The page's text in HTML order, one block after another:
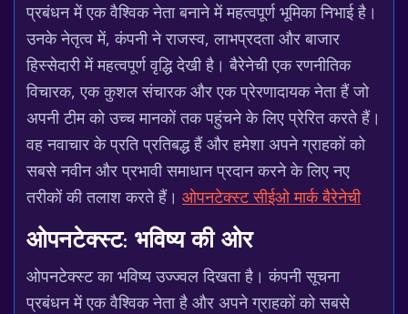
प्रबंधन में एक वैश्विक नेता बनाने में महत्वपूर्ण भूमिका निभाई है।
उनके नेतृत्व में, कंपनी ने राजस्व, लाभप्रदता और बाजार
हिस्सेदारी में महत्वपूर्ण वृद्धि देखी है। बैरेनेची एक रणनीतिक
विचारक, एक कुशल संचारक और एक प्रेरणादायक नेता हैं जो
अपनी टीम को उच्च मानकों तक पहुंचने के लिए प्रेरित करते हैं।
वह नवाचार के प्रति प्रतिबद्ध हैं और हमेशा अपने ग्राहकों को
सबसे नवीन और प्रभावी समाधान प्रदान करने के लिए नए
तरीकों की तलाश करते हैं। ओपनटेक्स्ट सीईओ मार्क बैरेनेची
ओपनटेक्स्ट: भविष्य की ओर
ओपनटेक्स्ट का भविष्य उज्ज्वल दिखता है। कंपनी सूचना
प्रबंधन में एक वैश्विक नेता है और अपने ग्राहकों को सबसे